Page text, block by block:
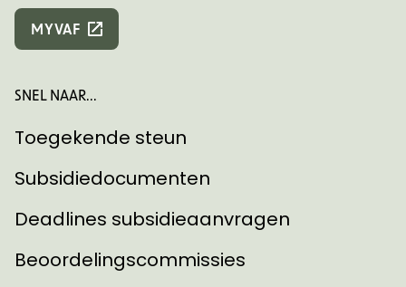
MYVAF
SNEL NAAR...
Toegekende steun
Subsidiedocumenten
Deadlines subsidieaanvragen
Beoordelingscommissies